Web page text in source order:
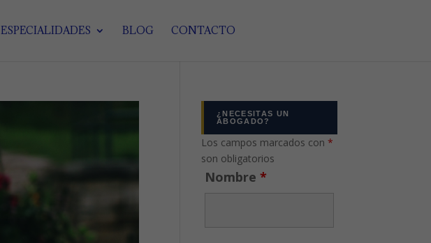
ESPECIALIDADES BLOG CONTACTO
¿NECESITAS UN
ABOGADO?
Los campos marcados con*
son obligatorios
Nombre*